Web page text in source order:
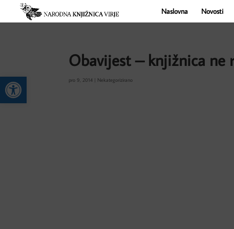
Open toolbar
Naslovna Novosti
Obavijest – knjižnica ne
pro 9, 2014 | Nekategorizirano